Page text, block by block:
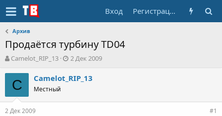
Вход Регистрация
Архив
Продаётся турбину TD04
А
т
о
т
е
Camelot_RIP_13
Д
т
а
2 Дек 2009
C Camelot_RIP_13
Местный
2 Дек 2009 #1